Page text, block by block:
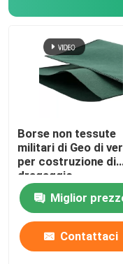
Borse non tessute
militari di Geo di
per costruzione di
dragaggio
Miglior
Contattaci